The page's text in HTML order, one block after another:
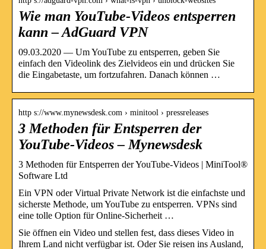
Wie man YouTube-Videos entsperren
kann – AdGuard VPN
09.03.2020 — Um YouTube zu entsperren, geben Sie
einfach den Videolink des Zielvideos ein und drücken Sie
die Eingabetaste, um fortzufahren. Danach können …
http s://www.mynewsdesk.com › minitool › pressreleases
3 Methoden für Entsperren der
YouTube-Videos – Mynewsdesk
3 Methoden für Entsperren der YouTube-Videos | MiniTool®
Software Ltd
Ein VPN oder Virtual Private Network ist die einfachste und
sicherste Methode, um YouTube zu entsperren. VPNs sind
eine tolle Option für Online-Sicherheit …
Sie öffnen ein Video und stellen fest, dass dieses Video in
Ihrem Land nicht verfügbar ist. Oder Sie reisen ins Ausland,